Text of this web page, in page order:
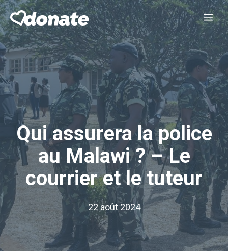
Aller
au
contenu
Qui assurera la police
au Malawi ? – Le
courrier et le tuteur
22 août 2024